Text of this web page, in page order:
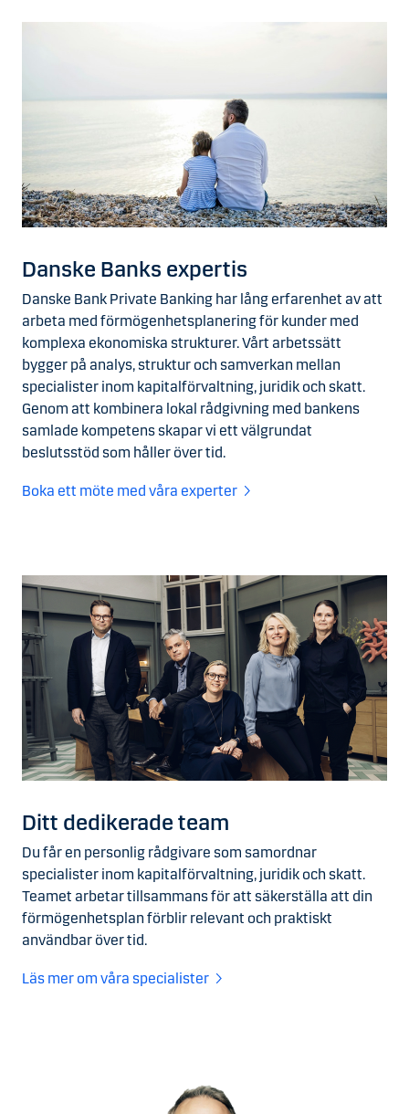
Danske Banks expertis
Danske Bank Private Banking har lång erfarenhet av att
arbeta med förmögenhetsplanering för kunder med
komplexa ekonomiska strukturer. Vårt arbetssätt
bygger på analys, struktur och samverkan mellan
specialister inom kapitalförvaltning, juridik och skatt.
Genom att kombinera lokal rådgivning med bankens
samlade kompetens skapar vi ett välgrundat
beslutsstöd som håller över tid.
Boka ett möte med våra experter
Ditt dedikerade team
Du får en personlig rådgivare som samordnar
specialister inom kapitalförvaltning, juridik och skatt.
Teamet arbetar tillsammans för att säkerställa att din
förmögenhetsplan förblir relevant och praktiskt
användbar över tid.
Läs mer om våra specialister